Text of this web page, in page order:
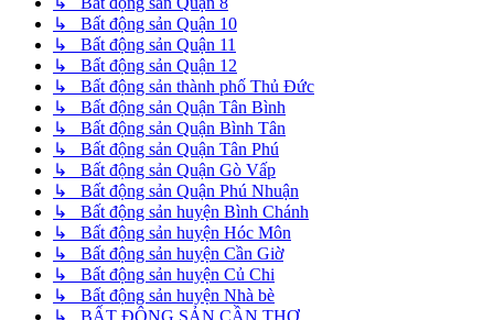
↳ Bất động sản Quận 10
↳ Bất động sản Quận 11
↳ Bất động sản Quận 12
↳ Bất động sản thành phố Thủ Đức
↳ Bất động sản Quận Tân Bình
↳ Bất động sản Quận Bình Tân
↳ Bất động sản Quận Tân Phú
↳ Bất động sản Quận Gò Vấp
↳ Bất động sản Quận Phú Nhuận
↳ Bất động sản huyện Bình Chánh
↳ Bất động sản huyện Hóc Môn
↳ Bất động sản huyện Cần Giờ
↳ Bất động sản huyện Củ Chi
↳ Bất động sản huyện Nhà bè